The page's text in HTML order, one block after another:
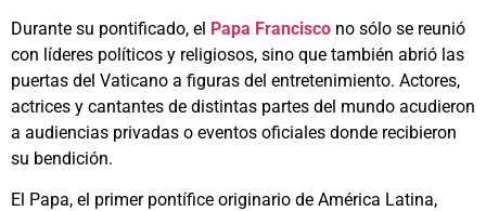
Durante su pontificado, el Papa Francisco no sólo se reunió
con líderes políticos y religiosos, sino que también abrió las
puertas del Vaticano a figuras del entretenimiento. Actores,
actrices y cantantes de distintas partes del mundo acudieron
a audiencias privadas o eventos oficiales donde recibieron
su bendición.
El Papa, el primer pontífice originario de América Latina,